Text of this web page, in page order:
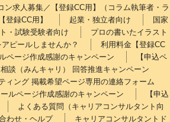
ン求人募集／【登録CC用】（コラム執筆者・ラ
登録CC用】 起業・独立者向け
国家
・試験受験者向け
プロの書いたイラスト
ピールしませんか？
利用料金【登録CC
ページ作成感謝のキャンペーン
【申込ペ
談（みんキャリ） 回答推進キャンペーン
ィング 掲載希望ページ専用の連絡フォーム
ルページ作成感謝のキャンペーン
【申込
よくある質問（キャリアコンサルタント向
わせ・ヘルプ キャリアコンサルタントド